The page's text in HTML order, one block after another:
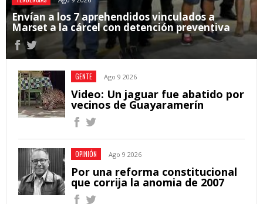
Envían a los 7 aprehendidos vinculados a
Marset a la cárcel con detención preventiva
GENTE Ago 9 2026
Video: Un jaguar fue abatido por
vecinos de Guayaramerín
OPINIÓN Ago 9 2026
Por una reforma constitucional
que corrija la anomia de 2007